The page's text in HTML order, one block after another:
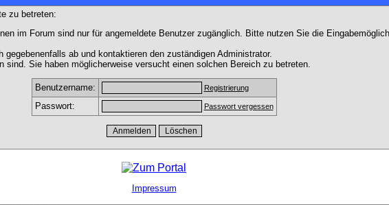
zu betreten:
im Forum sind nur für angemeldete Benutzer zugänglich. Bitte nutzen Sie die
ab und kontaktieren den zuständigen Administrator.
Sie haben möglicherweise versucht einen solchen Bereich zu betreten.
Benutzername: Registrierung
Passwort: Passwort vergessen
Impressum